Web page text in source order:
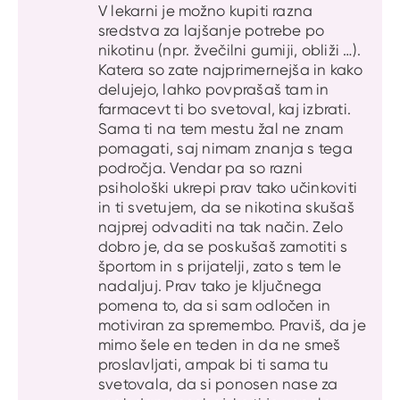
V lekarni je možno kupiti razna
sredstva za lajšanje potrebe po
nikotinu (npr. žvečilni gumiji, obliži …).
Katera so zate najprimernejša in kako
delujejo, lahko povprašaš tam in
farmacevt ti bo svetoval, kaj izbrati.
Sama ti na tem mestu žal ne znam
pomagati, saj nimam znanja s tega
področja. Vendar pa so razni
psihološki ukrepi prav tako učinkoviti
in ti svetujem, da se nikotina skušaš
najprej odvaditi na tak način. Zelo
dobro je, da se poskušaš zamotiti s
športom in s prijatelji, zato s tem le
nadaljuj. Prav tako je ključnega
pomena to, da si sam odločen in
motiviran za spremembo. Praviš, da je
mimo šele en teden in da ne smeš
proslavljati, ampak bi ti sama tu
svetovala, da si ponosen nase za